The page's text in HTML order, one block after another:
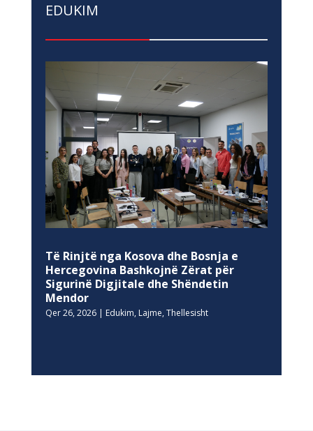
EDUKIM
Të Rinjtë nga Kosova dhe Bosnja e
Hercegovina Bashkojnë Zërat për
Sigurinë Digjitale dhe Shëndetin
Mendor
Qer 26, 2026| Edukim, Lajme, Thellesisht